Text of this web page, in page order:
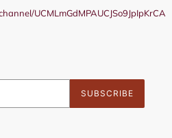
UCMLmGdMPAUCJSo9JpIpKrCA
SUBSCRIBE